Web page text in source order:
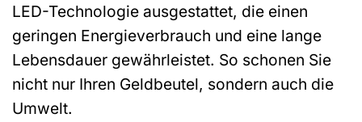
LED-Technologie ausgestattet, die einen
geringen Energieverbrauch und eine lange
Lebensdauer gewährleistet. So schonen Sie
nicht nur Ihren Geldbeutel, sondern auch die
Umwelt.